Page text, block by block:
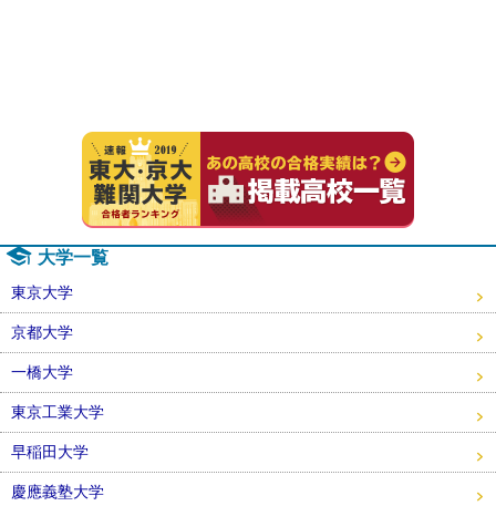
大学一覧
東京大学
京都大学
一橋大学
東京工業大学
早稲田大学
慶應義塾大学